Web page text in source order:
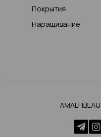
Покрытия
Наращивание